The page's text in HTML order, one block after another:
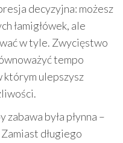
decyzyjna: możesz
łamigłówek, ale
w tyle. Zwycięstwo
tempo
którym ulepszysz
była płynna –
długiego